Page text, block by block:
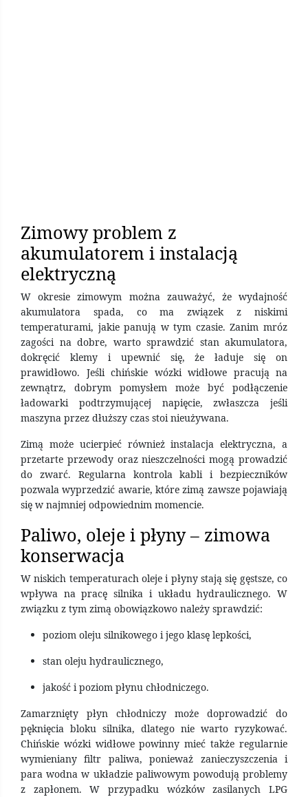
Zimowy problem z
akumulatorem i instalacją
elektryczną
W okresie zimowym można zauważyć, że wydajność
akumulatora spada, co ma związek z niskimi
temperaturami, jakie panują w tym czasie. Zanim mróz
zagości na dobre, warto sprawdzić stan akumulatora,
dokręcić klemy i upewnić się, że ładuje się on
prawidłowo. Jeśli chińskie wózki widłowe pracują na
zewnątrz, dobrym pomysłem może być podłączenie
ładowarki podtrzymującej napięcie, zwłaszcza jeśli
maszyna przez dłuższy czas stoi nieużywana.
Zimą może ucierpieć również instalacja elektryczna, a
przetarte przewody oraz nieszczelności mogą prowadzić
do zwarć. Regularna kontrola kabli i bezpieczników
pozwala wyprzedzić awarie, które zimą zawsze pojawiają
się w najmniej odpowiednim momencie.
Paliwo, oleje i płyny – zimowa
konserwacja
W niskich temperaturach oleje i płyny stają się gęstsze, co
wpływa na pracę silnika i układu hydraulicznego. W
związku z tym zimą obowiązkowo należy sprawdzić:
poziom oleju silnikowego i jego klasę lepkości,
stan oleju hydraulicznego,
jakość i poziom płynu chłodniczego.
Zamarznięty płyn chłodniczy może doprowadzić do
pęknięcia bloku silnika, dlatego nie warto ryzykować.
Chińskie wózki widłowe powinny mieć także regularnie
wymieniany filtr paliwa, ponieważ zanieczyszczenia i
para wodna w układzie paliwowym powodują problemy
z zapłonem. W przypadku wózków zasilanych LPG